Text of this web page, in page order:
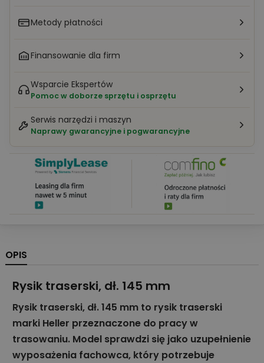
Metody płatności
Finansowanie dla firm
Wsparcie Ekspertów
Pomoc w doborze sprzętu i osprzętu
Serwis narzędzi i maszyn
Naprawy gwarancyjne i pogwarancyjne
OPIS
Rysik traserski, dł. 145 mm
Rysik traserski, dł. 145 mm to rysik traserski
marki Heller przeznaczone do pracy w
trasowaniu. Model sprawdzi się jako uzupełnienie
wyposażenia fachowca, który potrzebuje